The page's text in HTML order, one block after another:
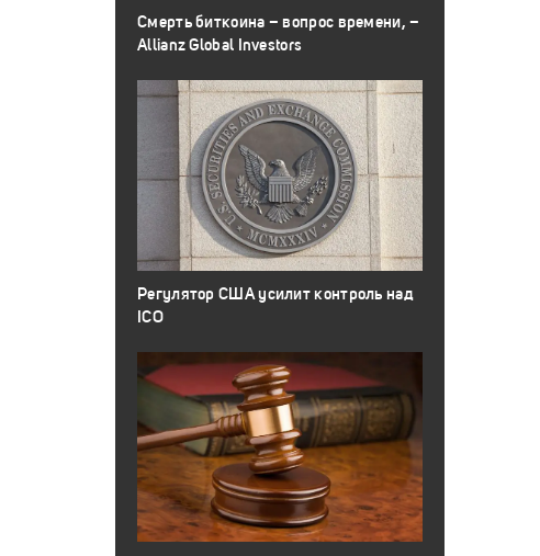
Смерть биткоина – вопрос времени, –
Allianz Global Investors
Регулятор США усилит контроль над
ICO